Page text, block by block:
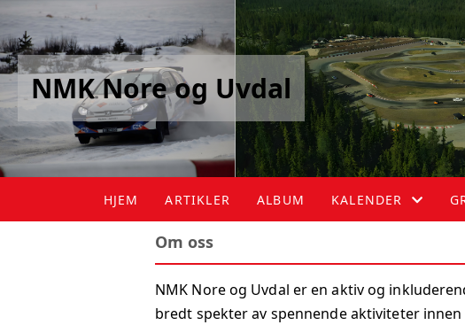
NMK Nore og Uvdal
HJEM ARTIKLER ALBUM KALENDER
LISTE
Om oss
NMK Nore og Uvdal er en aktiv og
bredt spekter av spennende aktiviteter